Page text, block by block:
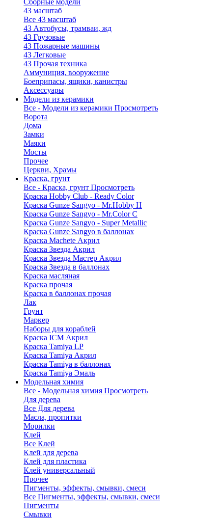
Сборные модели
43 масштаб
Все 43 масштаб
43 Автобусы, трамваи, жд
43 Грузовые
43 Пожарные машины
43 Легковые
43 Прочая техника
Аммуниция, вооружение
Боеприпасы, ящики, канистры
Аксессуары
Модели из керамики
Все - Модели из керамики Просмотреть
Ворота
Дома
Замки
Маяки
Мосты
Прочее
Церкви, Храмы
Краска, грунт
Все - Краска, грунт Просмотреть
Краска Hobby Club - Ready Color
Краска Gunze Sangyo - Mr.Hobby H
Краска Gunze Sangyo - Mr.Color C
Краска Gunze Sangyo - Super Metallic
Краска Gunze Sangyo в баллонах
Краска Machete Акрил
Краска Звезда Акрил
Краска Звезда Мастер Акрил
Краска Звезда в баллонах
Краска масляная
Краска прочая
Краска в баллонах прочая
Лак
Грунт
Маркер
Наборы для кораблей
Краска ICM Акрил
Краска Tamiya LP
Краска Tamiya Акрил
Краска Tamiya в баллонах
Краска Tamiya Эмаль
Модельная химия
Все - Модельная химия Просмотреть
Для дерева
Все Для дерева
Масла, пропитки
Морилки
Клей
Все Клей
Клей для дерева
Клей для пластика
Клей универсальный
Прочее
Пигменты, эффекты, смывки, смеси
Все Пигменты, эффекты, смывки, смеси
Пигменты
Смывки